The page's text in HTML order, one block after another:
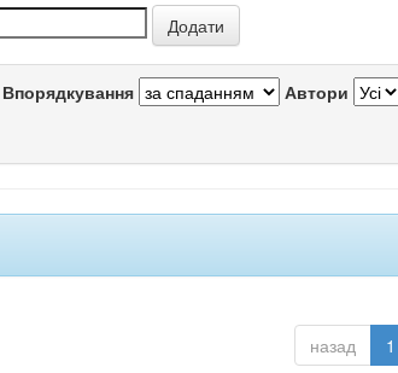
Впорядкування Автори
назад 1